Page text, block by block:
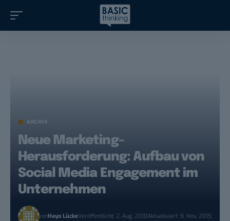
ARCHIV
Neue Marketing-
Herausforderung: Aufbau von
Social Media Engagement im
Unternehmen
vonHayo LückeVeröffentlicht: 2. Aug. 2010Aktualisiert: 9. Nov. 2015